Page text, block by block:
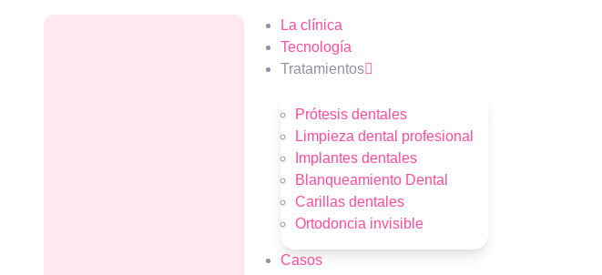
La clínica
Tecnología
Tratamientos
Prótesis dentales
Limpieza dental profesional
Implantes dentales
Blanqueamiento Dental
Carillas dentales
Ortodoncia invisible
Casos